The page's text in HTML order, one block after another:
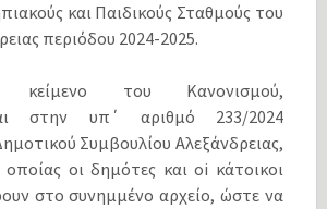
και Παιδικούς Σταθμούς του
περιόδου 2024-2025.
του Κανονισμού,
στην υπ΄ αριθμό 233/2024
Συμβουλίου Αλεξάνδρειας,
οι δημότες και oi κάτοικοι
στο συνημμένο αρχείο, ώστε να